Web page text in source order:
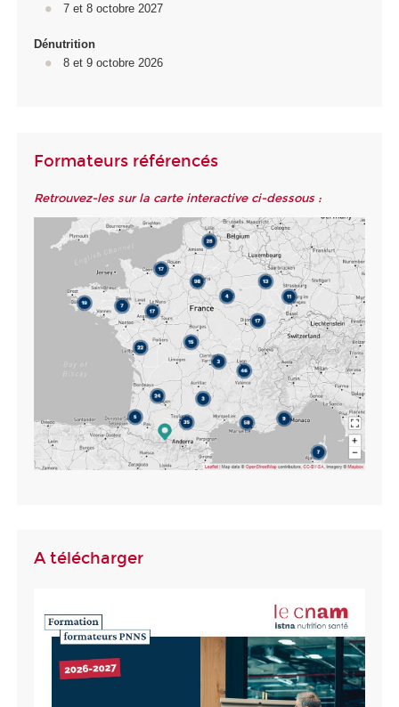
7 et 8 octobre 2027
Dénutrition
8 et 9 octobre 2026
Formateurs référencés
Retrouvez-les sur la carte interactive ci-dessous :
A télécharger